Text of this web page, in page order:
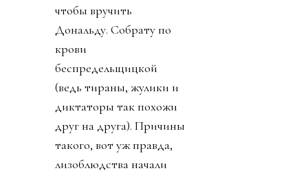
чтобы вручить
Дональду. Собрату по
крови
беспредельщицкой
(ведь тираны, жулики и
диктаторы так похожи
друг на друга). Причины
такого, вот уж правда,
лизоблюдства начали